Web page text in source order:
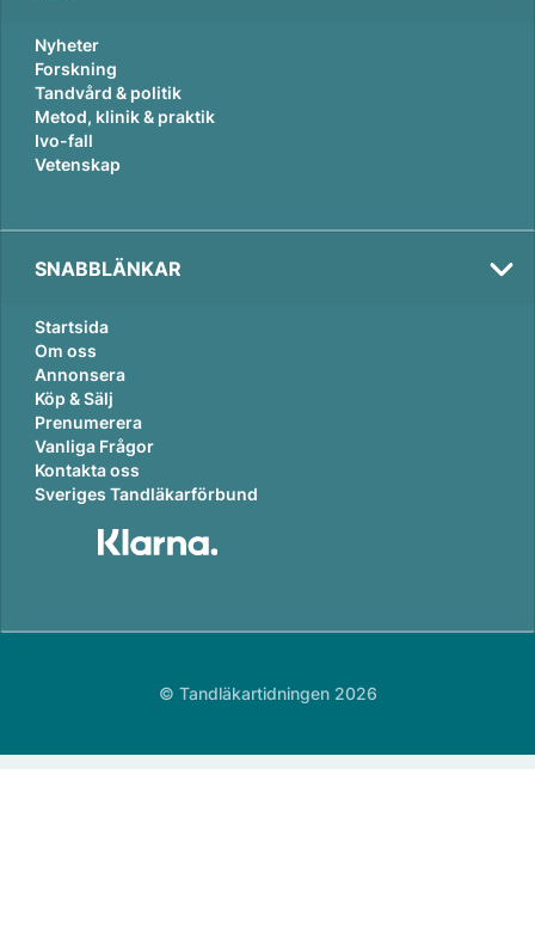
Nyheter
Forskning
Tandvård & politik
Metod, klinik & praktik
Ivo-fall
Vetenskap
SNABBLÄNKAR
Startsida
Om oss
Annonsera
Köp & Sälj
Prenumerera
Vanliga Frågor
Kontakta oss
Sveriges Tandläkarförbund
© Tandläkartidningen 2026